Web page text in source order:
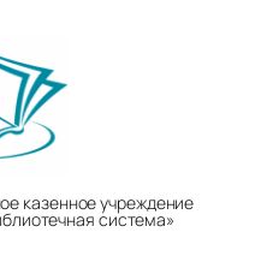
казенное учреждение
система»